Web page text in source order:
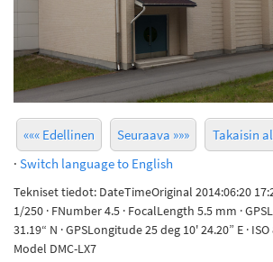
««« Edellinen Seuraava »»» Takaisin
· Switch language to English
Tekniset tiedot: DateTimeOriginal 2014:06:20
1/250 · FNumber 4.5 · FocalLength 5.5 mm ·
31.19“ N · GPSLongitude 25 deg 10' 24.20” E · ISO
Model DMC-LX7